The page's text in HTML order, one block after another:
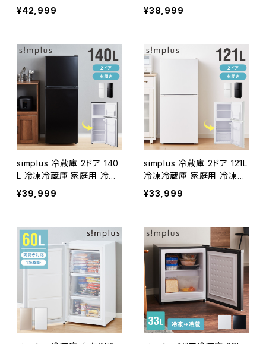
き 静音 大容量 冷凍冷蔵庫
省エネ 温度調整 冷凍スト
SP-199LUPD シンプラス
¥42,999
付き 鍵付き 静音 大容量 冷
凍冷蔵庫 省エネ 温度調整
凍食品 SP-148LUPD シン
プラス
¥38,999
simplus 冷蔵庫 2ドア 140
L 冷凍冷蔵庫 家庭用 冷凍
庫 一人暮らし オフィス 右
開き 新生活 マット加工 SP
プラス
¥39,999
simplus 冷蔵庫 2ドア 121L
冷凍冷蔵庫 家庭用 冷凍庫
一人暮らし オフィス 右開き
新生活 マット加工 SP-121L
¥33,999